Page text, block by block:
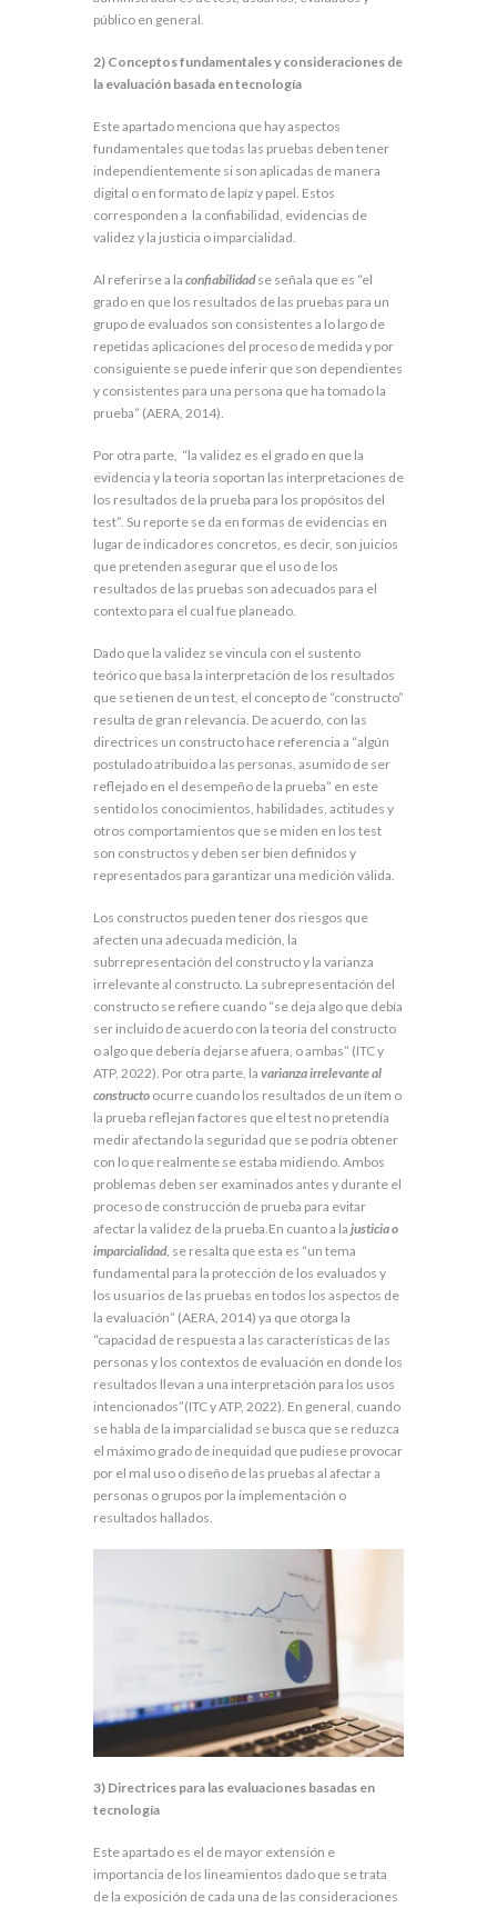
público en general.
2) Conceptos fundamentales y consideraciones de
la evaluación basada en tecnología
Este apartado menciona que hay aspectos
fundamentales que todas las pruebas deben tener
independientemente si son aplicadas de manera
digital o en formato de lapíz y papel. Estos
corresponden a la confiabilidad, evidencias de
validez y la justicia o imparcialidad.
Al referirse a la confiabilidadse señala que es “el
grado en que los resultados de las pruebas para un
grupo de evaluados son consistentes a lo largo de
repetidas aplicaciones del proceso de medida y por
consiguiente se puede inferir que son dependientes
y consistentes para una persona que ha tomado la
prueba” (AERA, 2014).
Por otra parte, “la validez es el grado en que la
evidencia y la teoría soportan las interpretaciones de
los resultados de la prueba para los propósitos del
test”. Su reporte se da en formas de evidencias en
lugar de indicadores concretos, es decir, son juicios
que pretenden asegurar que el uso de los
resultados de las pruebas son adecuados para el
contexto para el cual fue planeado.
Dado que la validez se vincula con el sustento
teórico que basa la interpretación de los resultados
que se tienen de un test, el concepto de “constructo”
resulta de gran relevancia. De acuerdo, con las
directrices un constructo hace referencia a “algún
postulado atribuido a las personas, asumido de ser
reflejado en el desempeño de la prueba” en este
sentido los conocimientos, habilidades, actitudes y
otros comportamientos que se miden en los test
son constructos y deben ser bien definidos y
representados para garantizar una medición válida.
Los constructos pueden tener dos riesgos que
afecten una adecuada medición, la
subrrepresentación del constructo y la varianza
irrelevante al constructo. La subrepresentación del
constructo se refiere cuando “se deja algo que debía
ser incluido de acuerdo con la teoría del constructo
o algo que debería dejarse afuera, o ambas” (ITC y
ATP, 2022). Por otra parte, la varianza irrelevante al
constructo ocurre cuando los resultados de un ítem o
la prueba reflejan factores que el test no pretendía
medir afectando la seguridad que se podría obtener
con lo que realmente se estaba midiendo. Ambos
problemas deben ser examinados antes y durante el
proceso de construcción de prueba para evitar
afectar la validez de la prueba.En cuanto a la justicia o
imparcialidad, se resalta que esta es “un tema
fundamental para la protección de los evaluados y
los usuarios de las pruebas en todos los aspectos de
la evaluación” (AERA, 2014) ya que otorga la
“capacidad de respuesta a las características de las
personas y los contextos de evaluación en donde los
resultados llevan a una interpretación para los usos
intencionados”(ITC y ATP, 2022). En general, cuando
se habla de la imparcialidad se busca que se reduzca
el máximo grado de inequidad que pudiese provocar
por el mal uso o diseño de las pruebas al afectar a
personas o grupos por la implementación o
resultados hallados.
3) Directrices para las evaluaciones basadas en
tecnología
Este apartado es el de mayor extensión e
importancia de los lineamientos dado que se trata
de la exposición de cada una de las consideraciones